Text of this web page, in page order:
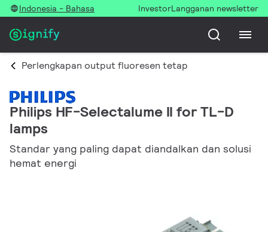
Indonesia - Bahasa InvestorLangganan newsletter
Perlengkapan output fluoresen tetap
Philips HF-Selectalume II for TL-D
lamps
Standar yang paling dapat diandalkan dan solusi
hemat energi